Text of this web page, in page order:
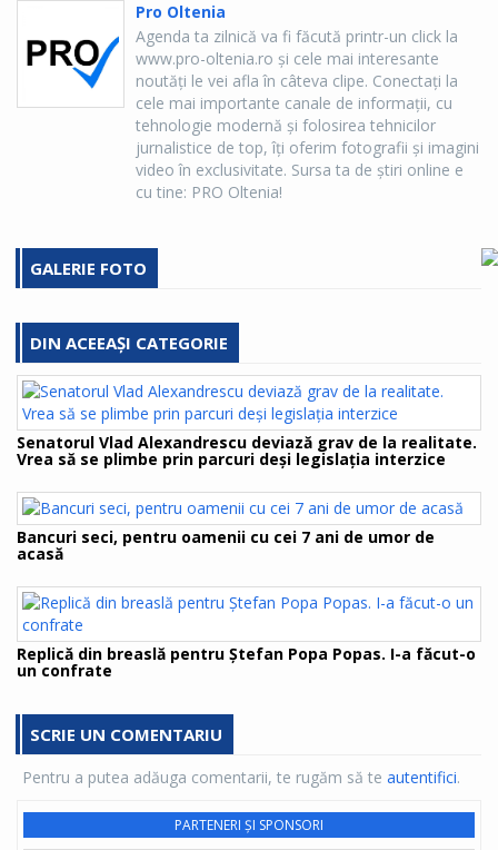
Pro Oltenia
Agenda ta zilnică va fi făcută printr-un click la
www.pro-oltenia.ro şi cele mai interesante
noutăţi le vei afla în câteva clipe. Conectaţi la
cele mai importante canale de informaţii, cu
tehnologie modernă şi folosirea tehnicilor
jurnalistice de top, îţi oferim fotografii şi imagini
video în exclusivitate. Sursa ta de ştiri online e
cu tine: PRO Oltenia!
GALERIE FOTO
DIN ACEEAȘI CATEGORIE
Senatorul Vlad Alexandrescu deviază grav de la realitate.
Vrea să se plimbe prin parcuri deși legislația interzice
Bancuri seci, pentru oamenii cu cei 7 ani de umor de
acasă
Replică din breaslă pentru Ștefan Popa Popas. I-a făcut-o
un confrate
SCRIE UN COMENTARIU
Pentru a putea adăuga comentarii, te rugăm să te autentifici.
PARTENERI ȘI SPONSORI